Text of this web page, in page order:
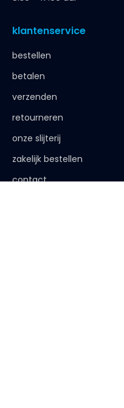
klantenservice
bestellen
betalen
verzenden
retourneren
onze slijterij
zakelijk bestellen
contact